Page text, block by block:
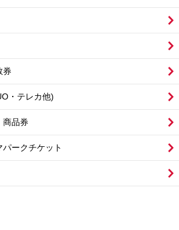
券
・テレカ他)
商品券
ークチケット